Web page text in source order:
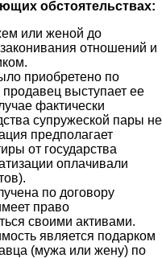
обстоятельствах:
или женой до
отношений и
приобретено по
выступает ее
фактически
супружеской пары не
предполагает
от государства
оплачивали
по договору
право
своими активами.
является подарком
(мужа или жену) по